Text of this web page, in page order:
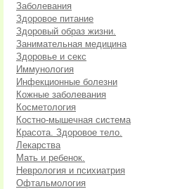
Заболевания
Здоровое питание
Здоровый образ жизни.
Занимательная медицина
Здоровье и секс
Иммунология
Инфекционные болезни
Кожные заболевания
Косметология
Костно-мышечная система
Красота. Здоровое тело.
Лекарства
Мать и ребенок.
Неврология и психиатрия
Офтальмология